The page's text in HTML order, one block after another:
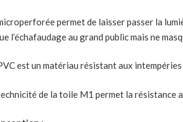
permet de laisser passer la
l’échafaudage au grand public mais ne
est un matériau résistant aux
de la toile M1 permet la résistance